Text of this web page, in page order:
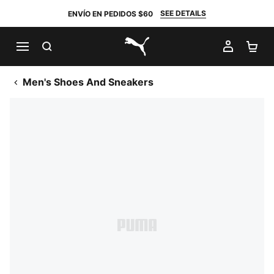
ENVÍO EN PEDIDOS $60 SEE DETAILS
PUMA.com
MI
Men's Shoes And Sneakers